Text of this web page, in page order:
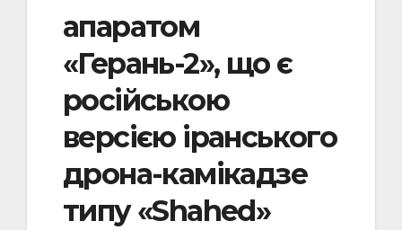
апаратом
«Герань-2», що є
російською
версією іранського
дрона-камікадзе
типу «Shahed»